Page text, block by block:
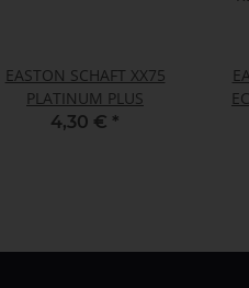
EASTON SCHAFT XX75
PLATINUM PLUS
4,30 € *